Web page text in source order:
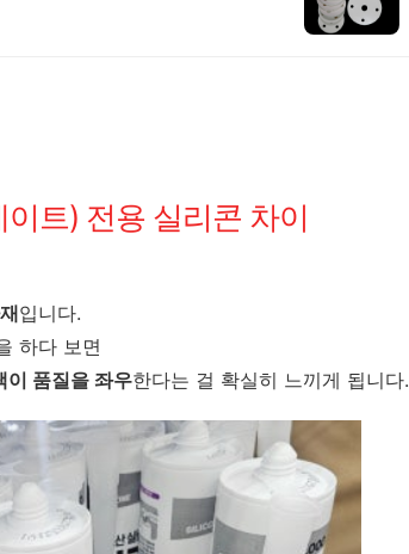
트) 전용 실리콘 차이
입니다.
하다 보면
이 품질을 좌우한다는 걸 확실히 느끼게 됩니다.